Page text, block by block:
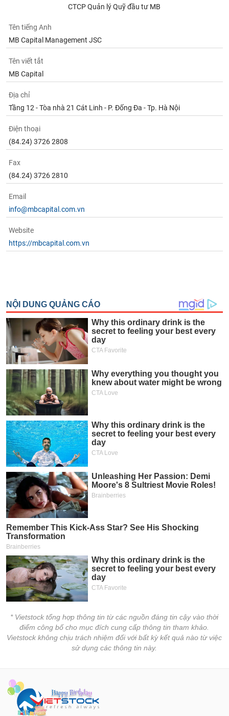
CTCP Quản lý Quỹ đầu tư MB
Tên tiếng Anh
MB Capital Management JSC
Tên viết tắt
MB Capital
Địa chỉ
Tầng 12 - Tòa nhà 21 Cát Linh - P. Đống Đa - Tp. Hà Nội
Điện thoại
(84.24) 3726 2808
Fax
(84.24) 3726 2810
Email
info@mbcapital.com.vn
Website
https://mbcapital.com.vn
* Vietstock tổng hợp thông tin từ các nguồn đáng tin cậy vào thời
điểm công bố cho mục đích cung cấp thông tin tham khảo.
Vietstock không chịu trách nhiệm đối với bất kỳ kết quả nào từ việc
sử dụng các thông tin này.